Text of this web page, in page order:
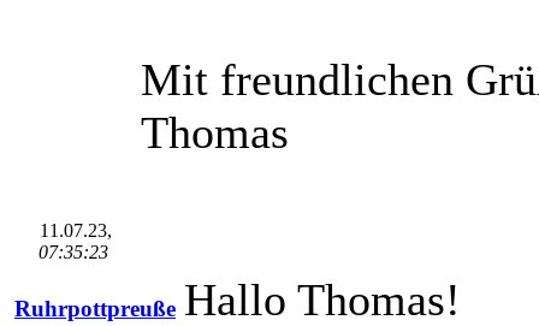
Mit freundlichen
Thomas
11.07.23,
07:35:23
Ruhrpottpreuße Hallo Thomas!